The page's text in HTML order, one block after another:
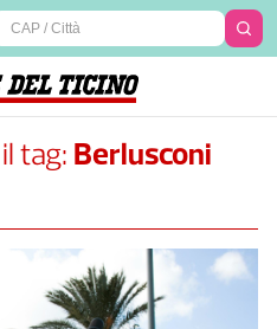
tag: Berlusconi